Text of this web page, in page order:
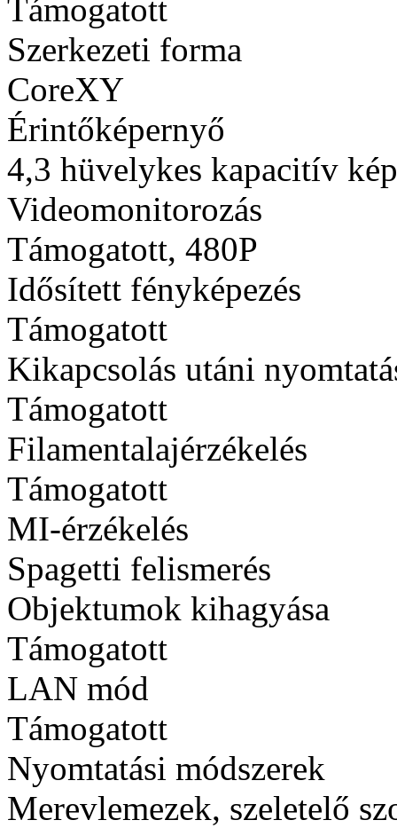
Támogatott
Szerkezeti forma
CoreXY
Érintőképernyő
4,3 hüvelykes kapacitív
Videomonitorozás
Támogatott, 480P
Idősített fényképezés
Támogatott
Kikapcsolás utáni
Támogatott
Filamentalajérzékelés
Támogatott
MI-érzékelés
Spagetti felismerés
Objektumok kihagyása
Támogatott
LAN mód
Támogatott
Nyomtatási módszerek
Merevlemezek, szeletelő